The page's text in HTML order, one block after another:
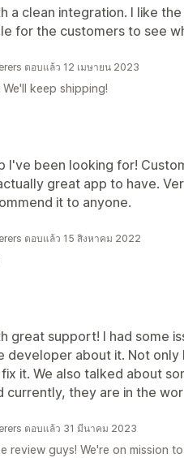
a clean integration. I like
for the customers to see
ตอบแล้ว 12 เมษายน 2023
keep shipping!
I've been looking for!
great app to have.
it to anyone.
ตอบแล้ว 15 สิงหาคม 2022
great support! I had some
developer about it. Not only
it. We also talked about
currently, they are in the
ตอบแล้ว 31 มีนาคม 2023
review guys! We're on mission